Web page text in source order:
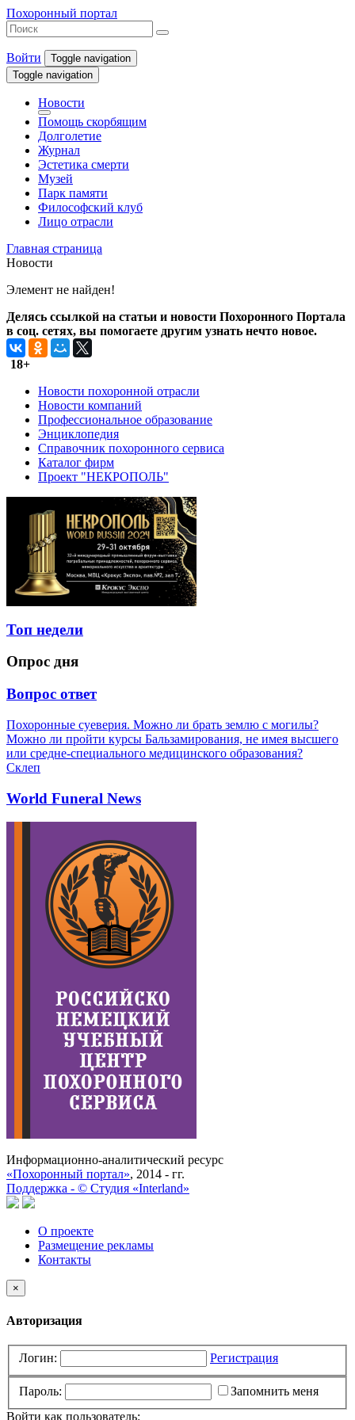
Похоронный портал
Войти
Toggle navigation
Toggle navigation
Новости
Помощь скорбящим
Долголетие
Журнал
Эстетика смерти
Музей
Парк памяти
Философский клуб
Лицо отрасли
Главная страница
Новости
Элемент не найден!
Делясь ссылкой на статьи и новости Похоронного Портала
в соц. сетях, вы помогаете другим узнать нечто новое.
18+
Новости похоронной отрасли
Новости компаний
Профессиональное образование
Энциклопедия
Справочник похоронного сервиса
Каталог фирм
Проект "НЕКРОПОЛЬ"
Топ недели
Опрос дня
Вопрос ответ
Похоронные суеверия. Можно ли брать землю с могилы?
Можно ли пройти курсы Бальзамирования, не имея высшего
или средне-специального медицинского образования?
Склеп
World Funeral News
Информационно-аналитический ресурс
«Похоронный портал», 2014 - гг.
Поддержка - © Cтудия «Interland»
О проекте
Размещение рекламы
Контакты
×
Авторизация
Логин: Регистрация
Пароль:
Запомнить меня
Войти как пользователь: